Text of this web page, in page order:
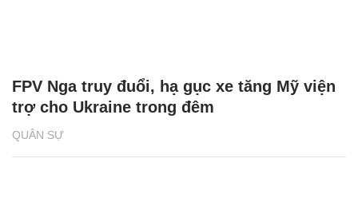
QUÂN SỰ
FPV Nga truy đuổi, hạ gục xe tăng Mỹ viện
trợ cho Ukraine trong đêm